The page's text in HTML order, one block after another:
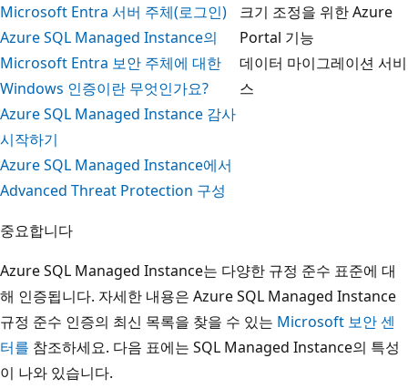
Microsoft Entra 서버 주체(로그인)
Azure SQL Managed Instance의
Microsoft Entra 보안 주체에 대한
Windows 인증이란 무엇인가요?
Azure SQL Managed Instance 감사
시작하기
Azure SQL Managed Instance에서
Advanced Threat Protection 구성
크기 조정을 위한 Azure
Portal 기능
데이터 마이그레이션 서비
스
중요합니다
Azure SQL Managed Instance는 다양한 규정 준수 표준에 대
해 인증됩니다. 자세한 내용은 Azure SQL Managed Instance
규정 준수 인증의 최신 목록을 찾을 수 있는 Microsoft 보안 센
터를 참조하세요. 다음 표에는 SQL Managed Instance의 특성
이 나와 있습니다.